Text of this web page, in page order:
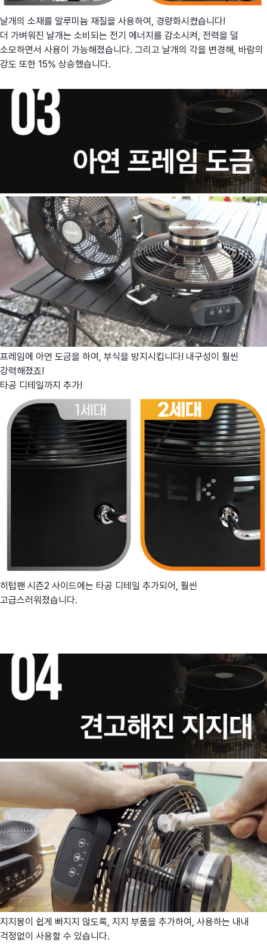
날개의 소재를 알루미늄 재질을 사용하여, 경량화시켰습니다!
더 가벼워진 날개는 소비되는 전기 에너지를 감소시켜, 전력을 덜
소모하면서 사용이 가능해졌습니다. 그리고 날개의 각을 변경해, 바람의
강도 또한 15% 상승했습니다.
프레임에 아연 도금을 하여, 부식을 방지시킵니다! 내구성이 훨씬
강력해졌죠!
타공 디테일까지 추가!
히텁팬 시즌2 사이드에는 타공 디테일 추가되어, 훨씬
고급스러워졌습니다.
지지봉이 쉽게 빠지지 않도록, 지지 부품을 추가하여, 사용하는 내내
걱정없이 사용할 수 있습니다.